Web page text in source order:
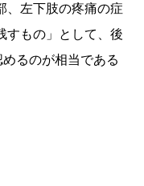
、左下肢の疼痛の症
すもの」として、後
るのが相当である